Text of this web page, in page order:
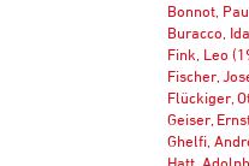
Bonnot,
Buracco, Ida
Fink, Leo
Fischer,
Flückiger,
Geiser,
Ghelfi,